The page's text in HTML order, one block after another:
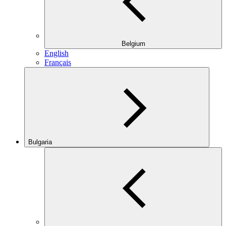
Belgium
English
Français
Bulgaria